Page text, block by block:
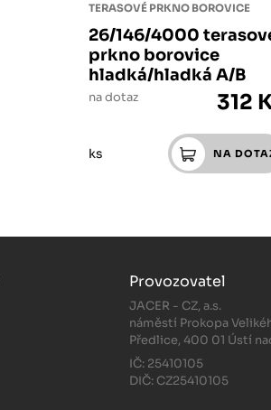
TERASOVÉ PRKNO BOROVICE
26/146/4000
prkno borovice
hladká/hladká A/B
na dotaz 312
ks
Provozovatel
JACER - CZ, a.s.
náměstí Prokopa
Předlice, 400 01 Ústí
IČ: 25410105
DIČ: CZ25410105